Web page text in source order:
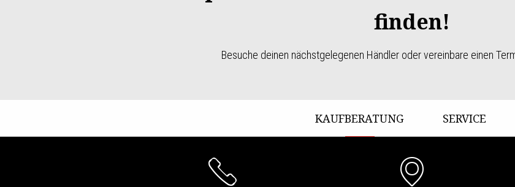
finden!
Besuche deinen nächstgelegenen Händler oder vereinbare einen
KAUFBERATUNG SERVICE
Item